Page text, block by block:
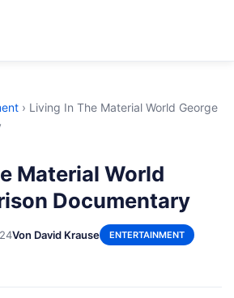
› Living In The Material World George
Material World
Documentary
Von David Krause ENTERTAINMENT